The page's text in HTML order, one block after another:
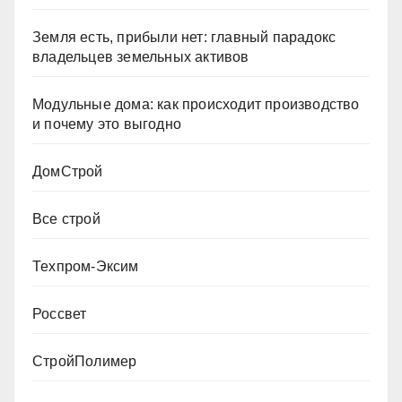
Земля есть, прибыли нет: главный парадокс
владельцев земельных активов
Модульные дома: как происходит производство
и почему это выгодно
ДомСтрой
Все строй
Техпром-Эксим
Россвет
СтройПолимер